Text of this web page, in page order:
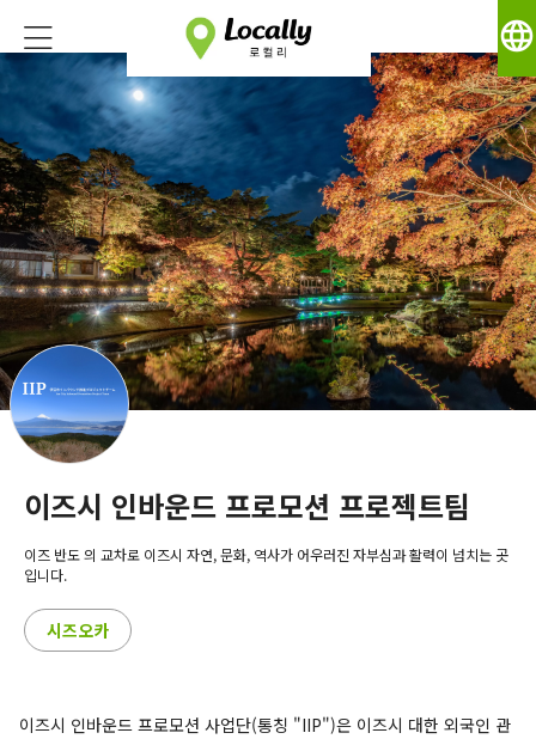
language
이즈시 인바운드 프로모션 프로젝트팀
이즈 반도 의 교차로 이즈시 자연, 문화, 역사가 어우러진 자부심과 활력이 넘치는 곳
입니다.
시즈오카
이즈시 인바운드 프로모션 사업단(통칭 "IIP")은 이즈시 대한 외국인 관